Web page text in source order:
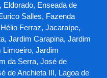
Eldorado, Enseada de
Salles, Fazenda
Ferraz, Jacaraípe,
Jardim Carapina, Jardim
Limoeiro, Jardim
da Serra, José de
de Anchieta III, Lagoa de